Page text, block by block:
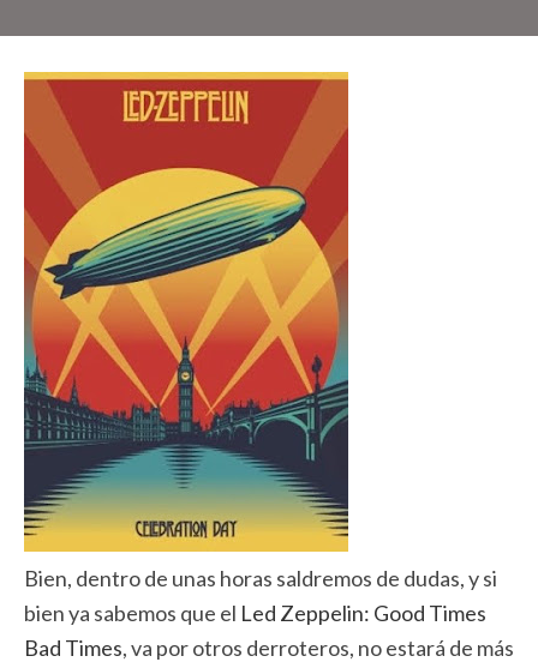
Bien, dentro de unas horas saldremos de dudas, y si
bien ya sabemos que el Led Zeppelin: Good Times
Bad Times, va por otros derroteros, no estará de más